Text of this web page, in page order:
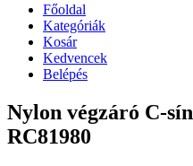
Főoldal
Kategóriák
Kosár
Kedvencek
Belépés
Nylon végzáró C-
RC81980